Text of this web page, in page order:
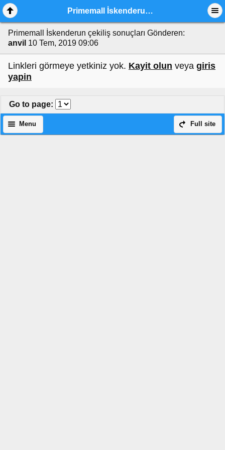
Primemall İskenderun çekiliş sonuçları
Primemall İskenderun çekiliş sonuçları Gönderen:
anvil 10 Tem, 2019 09:06
Linkleri görmeye yetkiniz yok. Kayit olun veya giris
yapin
Go to page:
Full site
Menu